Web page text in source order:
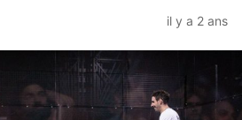
il y a 2 ans